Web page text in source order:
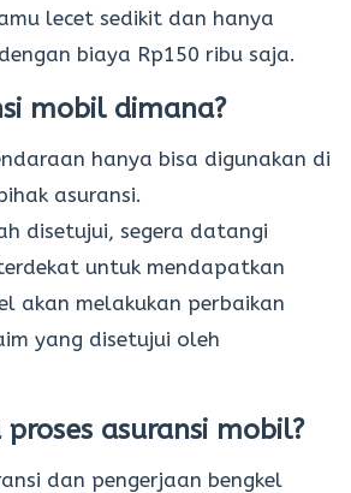
lecet sedikit dan hanya
biaya Rp150 ribu saja.
mobil dimana?
hanya bisa digunakan di
asuransi.
disetujui, segera datangi
untuk mendapatkan
akan melakukan perbaikan
yang disetujui oleh
asuransi mobil?
dan pengerjaan bengkel